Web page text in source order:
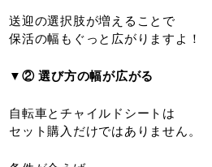
送迎の選択肢が増えることで
保活の幅もぐっと広がりますよ！
▼② 選び方の幅が広がる
自転車とチャイルドシートは
セット購入だけではありません。